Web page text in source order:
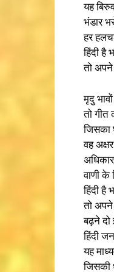
यह
भंडार
हर
हिंदी है
तो
मृदु
तो
जिसका
वह
वाणी के
हिंदी है
तो
बढ़ने
हिंदी
यह
जिसकी